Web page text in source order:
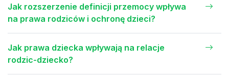
Jak rozszerzenie definicji przemocy wpływa
na prawa rodziców i ochronę dzieci?
Jak prawa dziecka wpływają na relacje
rodzic-dziecko?